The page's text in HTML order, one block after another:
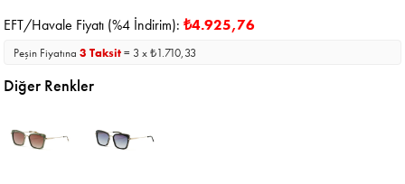
EFT/Havale Fiyatı (%4 İndirim):₺4.925,76
Peşin Fiyatına3 Taksit= 3 x ₺1.710,33
Diğer Renkler